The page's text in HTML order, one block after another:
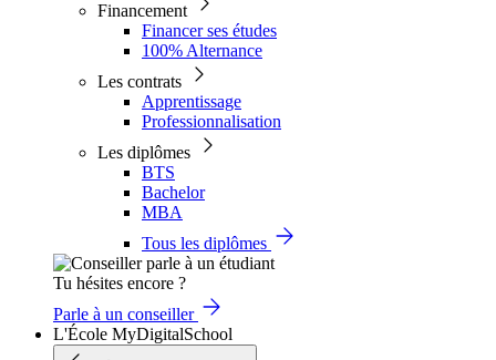
Financement
Financer ses études
100% Alternance
Les contrats
Apprentissage
Professionnalisation
Les diplômes
BTS
Bachelor
MBA
Tous les diplômes
Tu hésites encore ?
Parle à un conseiller
L'École MyDigitalSchool